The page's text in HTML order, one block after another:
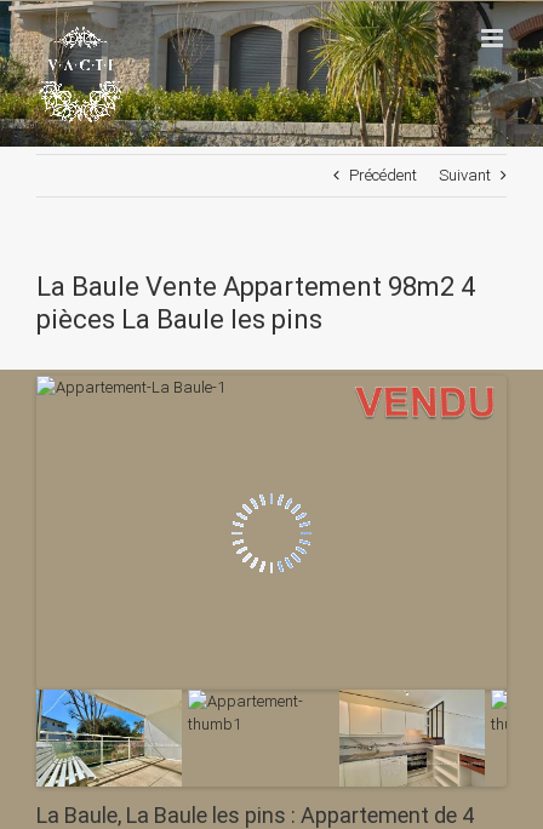
Passer
au
contenu
Précédent Suivant
La Baule Vente Appartement 98m2 4
pièces La Baule les pins
La Baule, La Baule les pins : Appartement de 4